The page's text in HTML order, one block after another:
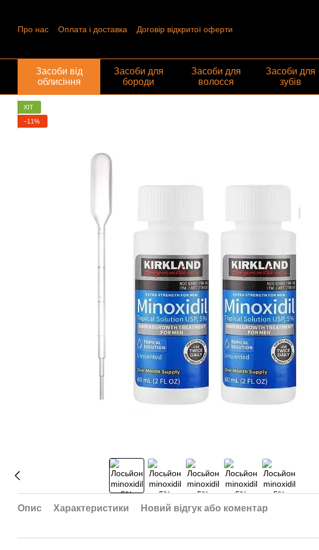
Про нас Оплата і доставка
Договір відкритої оферти
Засоби від
облисіння
Засоби для
бороди
Засоби для
волосся
Засоби для
зубів
ХІТ
−11%
Опис Характеристики Новий відгук або коментар